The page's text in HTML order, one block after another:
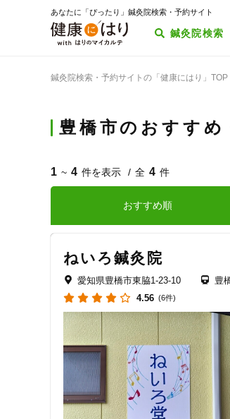
あなたに「ぴったり」鍼灸院検索・予約サイト
鍼灸院検索
鍼灸院検索・予約サイトの「健康にはり」TOP
豊橋市のおすす
1 ~ 4 件を表示 全 4 件
おすすめ順
ねいろ鍼灸院
愛知県豊橋市東脇1-23-10 豊
4.56 (6件)